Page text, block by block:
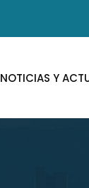
NOTICIAS Y